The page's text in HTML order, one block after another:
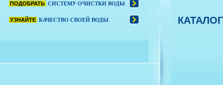
ПОДОБРАТЬ СИСТЕМУ ОЧИСТКИ ВОДЫ
УЗНАЙТЕ КАЧЕСТВО СВОЕЙ ВОДЫ КАТАЛОГ